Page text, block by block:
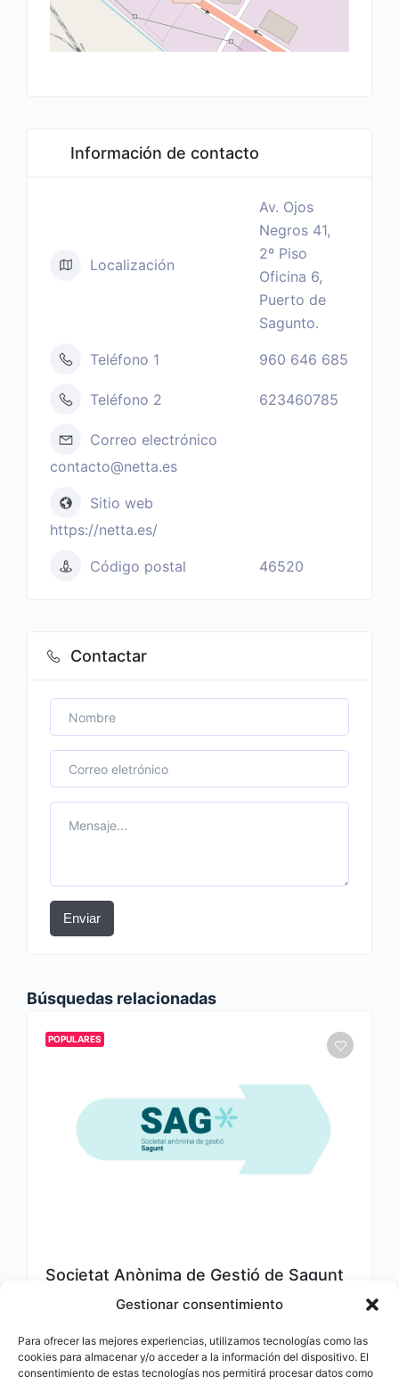
Gestionar consentimiento
Para ofrecer las mejores experiencias, utilizamos tecnologías como las
cookies para almacenar y/o acceder a la información del dispositivo. El
consentimiento de estas tecnologías nos permitirá procesar datos como
Información de contacto
Localización
Av. Ojos
Negros 41,
2º Piso
Oficina 6,
Puerto de
Sagunto.
Teléfono 1 960 646 685
Teléfono 2 623460785
Correo electrónico
contacto@netta.es
Sitio web
https://netta.es/
Código postal 46520
Contactar
Enviar
Búsquedas relacionadas
POPULARES
Societat Anònima de Gestió de Sagunt
96 268 37 85
20 de febrero de 2025